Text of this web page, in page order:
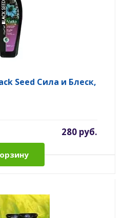
Seed Сила и Блеск,
280 руб.